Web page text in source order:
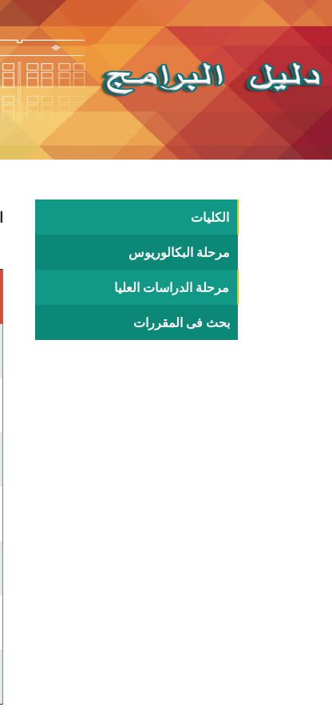
الكليات
مرحلة البكالوريوس
مرحلة الدراسات العليا
بحث فى المقررات